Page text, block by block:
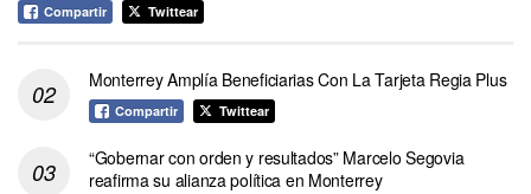
Compartir Twittear
Monterrey Amplía Beneficiarias Con La Tarjeta Regia Plus
Compartir Twittear
“Gobernar con orden y resultados” Marcelo Segovia
reafirma su alianza política en Monterrey